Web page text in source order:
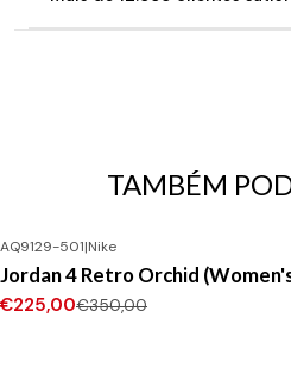
TAMBÉM
-36% DESCONTO
AQ9129-501|Nike
Jordan 4 Retro Orchid
€225,00€350,00